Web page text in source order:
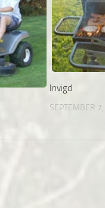
Invigd
SEPTEMBER